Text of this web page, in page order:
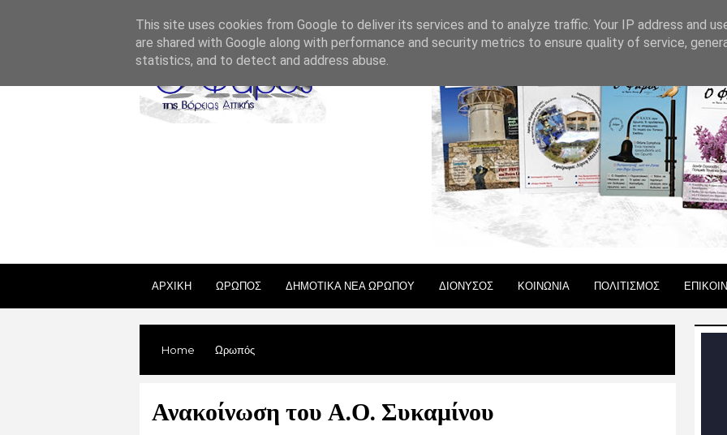
ΑΡΧΙΚΗ ΩΡΩΠΟΣ ΔΗΜΟΤΙΚΑ ΝΕΑ ΩΡΩΠΟΥ ΔΙΟΝΥΣΟΣ ΚΟΙΝΩΝΙΑ ΠΟΛΙΤΙΣΜΟΣ
Home Ωρωπός
Ανακοίνωση του Α.Ο. Συκαμίνου
This site uses cookies from Google to deliver its services and to analyze traffic. Your IP address and
are shared with Google along with performance and security metrics to ensure quality of service,
statistics, and to detect and address abuse.